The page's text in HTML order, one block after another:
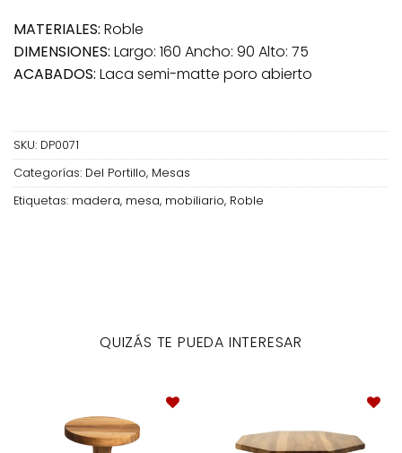
MATERIALES: Roble
DIMENSIONES: Largo: 160 Ancho: 90 Alto: 75
ACABADOS: Laca semi-matte poro abierto
SKU: DP0071
Categorías: Del Portillo, Mesas
Etiquetas: madera, mesa, mobiliario, Roble
QUIZÁS TE PUEDA INTERESAR